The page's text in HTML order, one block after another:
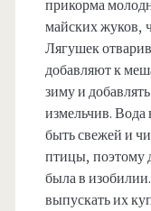
прикорма
майских жуков,
Лягушек
добавляют к
зиму и
измельчив. Вода
быть свежей и
птицы, поэтому
была в
выпускать их